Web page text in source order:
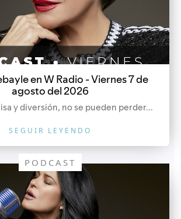
en W Radio - Viernes 7 de
agosto del 2026
y diversión, no se pueden perder...
SEGUIR LEYENDO
PODCAST